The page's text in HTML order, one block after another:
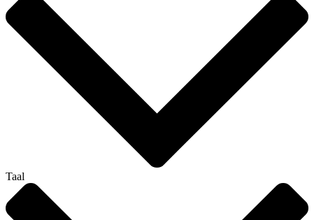
Taal